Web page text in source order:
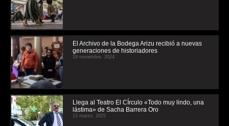
El Archivo de la Bodega Arizu recibió a nuevas
generaciones de historiadores
19 noviembre, 2024
Llega al Teatro El CÍrculo «Todo muy lindo, una
lástima» de Sacha Barrera Oro
13 marzo, 2025